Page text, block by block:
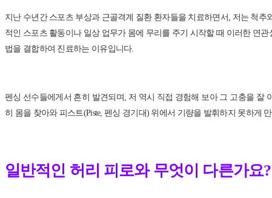
지난 수년간 스포츠 부상과 근골격계 질환 환자들을 치료하면서, 저는 척
적인 스포츠 활동이나 일상 업무가 몸에 무리를 주기 시작할 때 이러한 연
법을 결합하여 진료하는 이유입니다.
펜싱 선수들에게서 흔히 발견되며, 저 역시 직접 경험해 보아 그 고충을 잘
히 몸을 찾아와 피스트(Piste, 펜싱 경기대) 위에서 기량을 발휘하지 못하게
일반적인 허리 피로와 무엇이 다른가요?